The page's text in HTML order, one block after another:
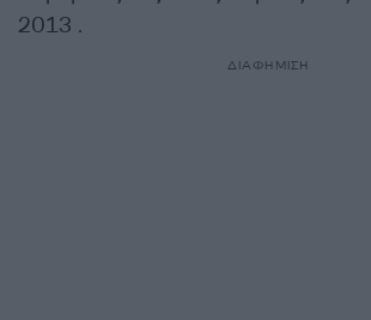
2013 .
ΔΙΑΦΗΜΙΣΗ